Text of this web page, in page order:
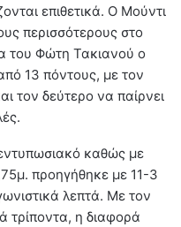
επιθετικά. Ο Μούντι
περισσότερους στο
του Φώτη Τακιανού ο
13 πόντους, με τον
τον δεύτερο να παίρνει
καθώς με
προηγήθηκε με 11-3
λεπτά. Με τον
τρίποντα, η διαφορά